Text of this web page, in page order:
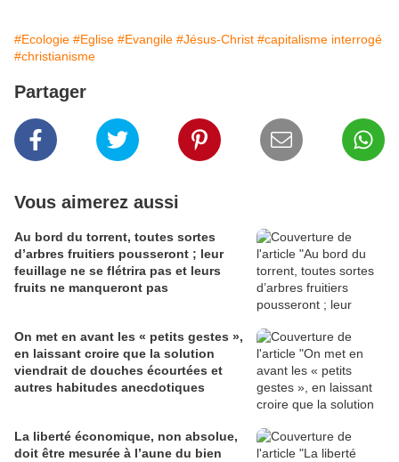
#Ecologie #Eglise #Evangile #Jésus-Christ #capitalisme interrogé
#christianisme
Partager
Vous aimerez aussi
Au bord du torrent, toutes sortes
d’arbres fruitiers pousseront ; leur
feuillage ne se flétrira pas et leurs
fruits ne manqueront pas
On met en avant les « petits gestes »,
en laissant croire que la solution
viendrait de douches écourtées et
autres habitudes anecdotiques
La liberté économique, non absolue,
doit être mesurée à l’aune du bien